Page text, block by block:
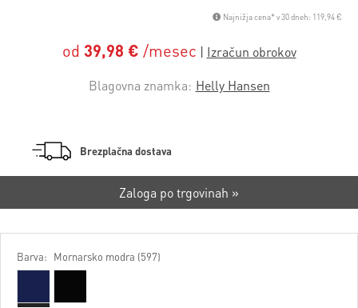
Najnižja cena* v 30 dneh: 119,94 €
od 39,98 € /mesec
Blagovna znamka: Helly Hansen
Brezplačna dostava
Zaloga po trgovinah »
Barva: Mornarsko modra (597)